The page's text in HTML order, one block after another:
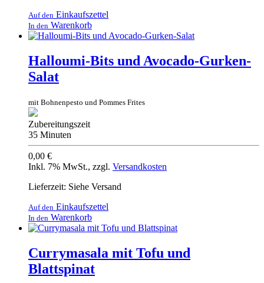
Auf den Einkaufszettel
In den Warenkorb
Halloumi-Bits und Avocado-Gurken-
Salat
mit Bohnenpesto und Pommes Frites
Zubereitungszeit
35 Minuten
0,00 €
Inkl. 7% MwSt., zzgl. Versandkosten
Lieferzeit: Siehe Versand
Auf den Einkaufszettel
In den Warenkorb
Currymasala mit Tofu und
Blattspinat